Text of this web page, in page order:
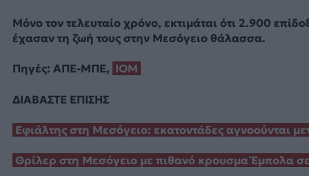
Μόνο τον τελευταίο χρόνο, εκτιμάται ότι 2.900
έχασαν τη ζωή τους στην Μεσόγειο θάλασσα.
Πηγές: ΑΠΕ-ΜΠΕ, ΙΟΜ
ΔΙΑΒΑΣΤΕ ΕΠΙΣΗΣ
Εφιάλτης στη Μεσόγειο: εκατοντάδες αγνοούνται
Θρίλερ στη Μεσόγειο με πιθανό κρουσμα Έμπολα